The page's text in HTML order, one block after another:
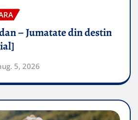
– Jumatate din destin
5, 2026